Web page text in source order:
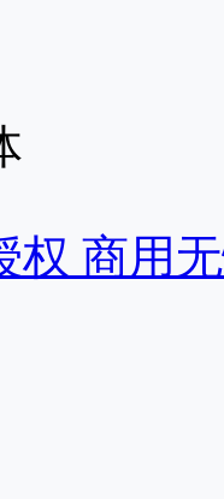
权 商用